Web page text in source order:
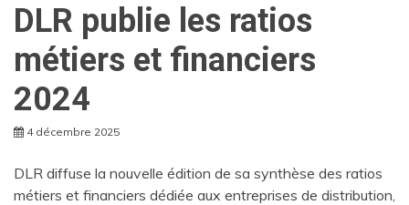
DLR publie les ratios
métiers et financiers
2024
4 décembre 2025
DLR diffuse la nouvelle édition de sa synthèse des ratios
métiers et financiers dédiée aux entreprises de distribution,